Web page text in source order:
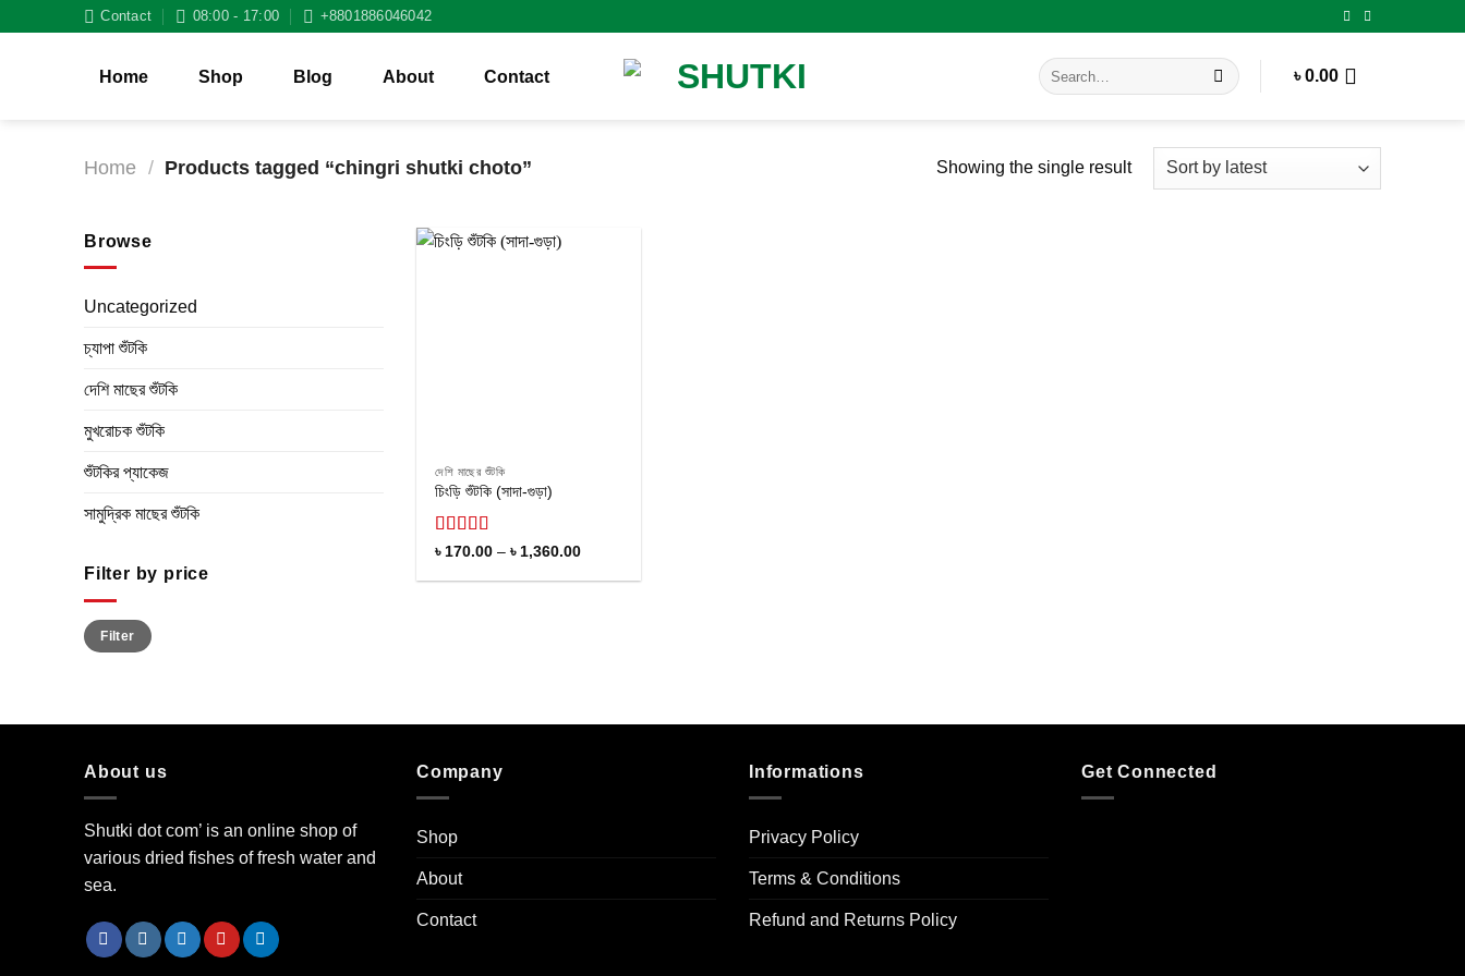
Contact 08:00 - 17:00 +8801886046042
Home Shop Blog About Contact
Search
for:
৳0.00
Home / Products tagged “chingri shutki choto” Showing the single result
Browse
Uncategorized
চ্যাপা শুঁটকি
দেশি মাছের শুঁটকি
মুখরোচক শুঁটকি
শুঁটকির প্যাকেজ
সামুদ্রিক মাছের শুঁটকি
Filter by price
Min
price
Max
priceFilter
দেশি মাছের শুঁটকি
চিংড়ি শুঁটকি (সাদা-গুড়া)
Rated
of 5
৳ 170.00 – ৳ 1,360.00Price
৳ 170.00
About us
Shutki dot com’ is an online shop of
various dried fishes of fresh water and
sea.
Company
Shop
About
Contact
Informations
Privacy Policy
Terms & Conditions
Refund and Returns Policy
Get Connected